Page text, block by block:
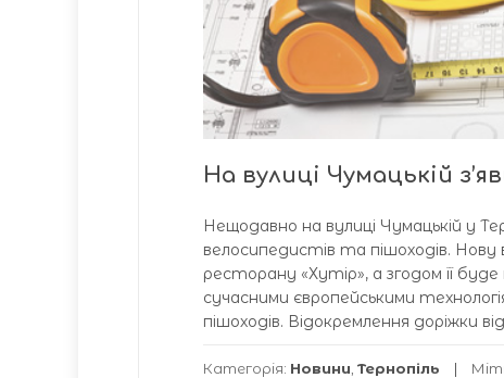
На вулиці Чумацькій
Нещодавно на вулиці Чумацькій у
велосипедистів та пішоходів.
ресторану «Хутір», а згодом її
сучасними європейськими
пішоходів. Відокремлення доріжки
Категорія: Новини Тернопіль